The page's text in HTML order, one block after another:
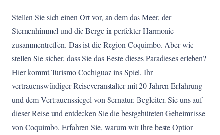
Stellen Sie sich einen Ort vor, an dem das Meer, der
Sternenhimmel und die Berge in perfekter Harmonie
zusammentreffen. Das ist die Region Coquimbo. Aber wie
stellen Sie sicher, dass Sie das Beste dieses Paradieses erleben?
Hier kommt Turismo Cochiguaz ins Spiel, Ihr
vertrauenswürdiger Reiseveranstalter mit 20 Jahren Erfahrung
und dem Vertrauenssiegel von Sernatur. Begleiten Sie uns auf
dieser Reise und entdecken Sie die bestgehüteten Geheimnisse
von Coquimbo. Erfahren Sie, warum wir Ihre beste Option